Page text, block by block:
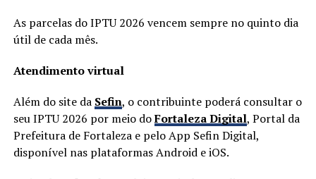
As parcelas do IPTU 2026 vencem sempre no quinto dia
útil de cada mês.
Atendimento virtual
Além do site da Sefin, o contribuinte poderá consultar o
seu IPTU 2026 por meio doFortaleza Digital, Portal da
Prefeitura de Fortaleza e pelo App Sefin Digital,
disponível nas plataformas Android e iOS.